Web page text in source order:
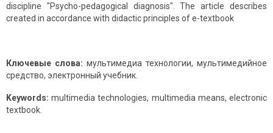
discipline "Psycho-pedagogical diagnosis". The article describes
created in accordance with didactic principles of e-textbook
Ключевые слова: мультимедиа технологии, мультимедийное
средство, электронный учебник.
Keywords:multimedia technologies, multimedia means, electronic
textbook.